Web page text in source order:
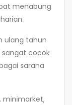
menabung
ulang tahun
sangat cocok
sarana
minimarket,